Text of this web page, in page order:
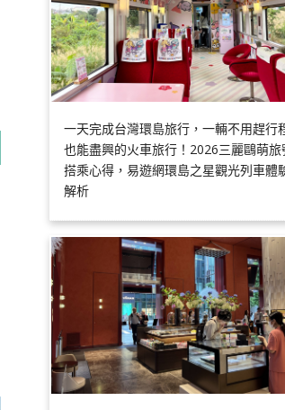
一天完成台灣環島旅行，一輛不用趕行
也能盡興的火車旅行！2026三麗鷗萌旅
搭乘心得，易遊網環島之星觀光列車體
解析